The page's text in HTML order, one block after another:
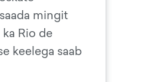
mingit
Rio de
keelega saab